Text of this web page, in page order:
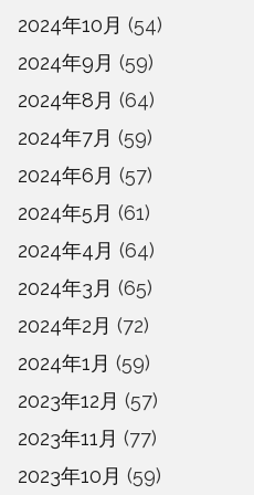
2024年10月 (54)
2024年9月 (59)
2024年8月 (64)
2024年7月 (59)
2024年6月 (57)
2024年5月 (61)
2024年4月 (64)
2024年3月 (65)
2024年2月 (72)
2024年1月 (59)
2023年12月 (57)
2023年11月 (77)
2023年10月 (59)